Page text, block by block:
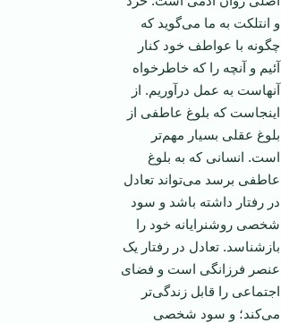
و انتلکت به ما می‌گويد که
چگونه با عواطف خود کنار
آئيم و آنچه را که خاطرخواه
آنهاست به عمل درآوريم. از
اينجاست که بلوغ عاطفی از
بلوغ عقلی بسيار مهم‌تر
است. انسانی که به بلوغ
عاطفی برسد می‌تواند تعادل
در رفتار داشته باشد و سود
شخصی روشنرايانه خود را
بازشناسد. تعادل در رفتار يک
عنصر فرزانگی است و فضای
اجتماعی را قابل زندگی‌تر
می‌کند؛ و سود شخصی